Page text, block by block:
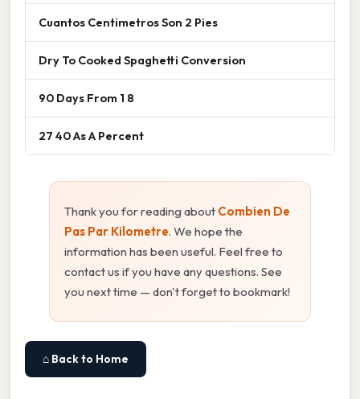
Cuantos Centimetros Son 2 Pies
Dry To Cooked Spaghetti Conversion
90 Days From 1 8
27 40 As A Percent
Thank you for reading about Combien De
Pas Par Kilometre. We hope the
information has been useful. Feel free to
contact us if you have any questions. See
you next time — don't forget to bookmark!
⌂ Back to Home